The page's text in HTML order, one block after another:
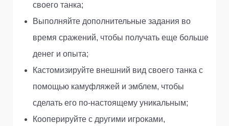
своего танка;
Выполняйте дополнительные задания во
время сражений, чтобы получать еще больше
денег и опыта;
Кастомизируйте внешний вид своего танка с
помощью камуфляжей и эмблем, чтобы
сделать его по-настоящему уникальным;
Кооперируйте с другими игроками,